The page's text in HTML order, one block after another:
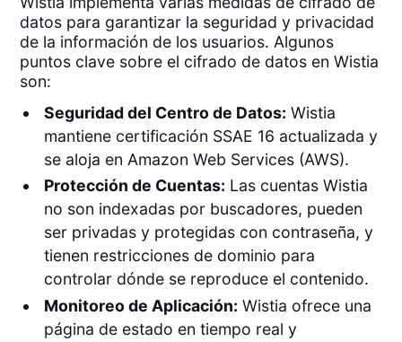
datos para garantizar la seguridad y privacidad
de la información de los usuarios. Algunos
puntos clave sobre el cifrado de datos en Wistia
son:
Seguridad del Centro de Datos: Wistia
mantiene certificación SSAE 16 actualizada y
se aloja en Amazon Web Services (AWS).
Protección de Cuentas: Las cuentas Wistia
no son indexadas por buscadores, pueden
ser privadas y protegidas con contraseña, y
tienen restricciones de dominio para
controlar dónde se reproduce el contenido.
Monitoreo de Aplicación: Wistia ofrece una
página de estado en tiempo real y